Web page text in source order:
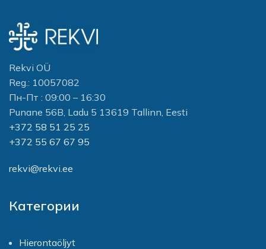
Rekvi OÜ
Reg.: 10057082
Пн-Пт : 09:00 – 16:30
Punane 56B, Ladu 5 13619 Tallinn, Eesti
+372 58 51 25 25
+372 55 67 67 95
rekvi@rekvi.ee
Категории
Hierontaöljyt